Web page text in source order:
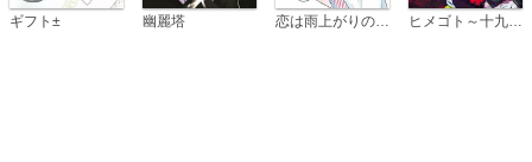
ギフト± 幽麗塔 恋は雨上がりのように ヒメゴト～十九歳の制服～